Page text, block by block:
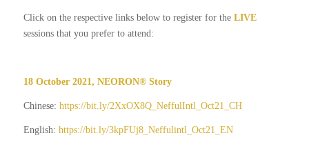
Click on the respective links below to register for the LIVE
sessions that you prefer to attend:
18 October 2021, NEORON® Story
Chinese: https://bit.ly/2XxOX8Q_NeffulIntl_Oct21_CH
English: https://bit.ly/3kpFUj8_Neffulintl_Oct21_EN